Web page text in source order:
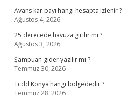
Avans kar payı hangi hesapta izlenir ?
Ağustos 4, 2026
25 derecede havuza girilir mi ?
Ağustos 3, 2026
Şampuan gider yazılır mı ?
Temmuz 30, 2026
Tcdd Konya hangi bölgededir ?
Temmuz 28, 2026